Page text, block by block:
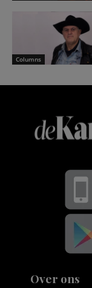
Columns
Over ons